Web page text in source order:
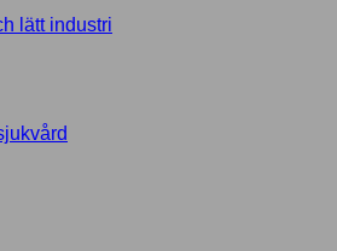
lätt industri